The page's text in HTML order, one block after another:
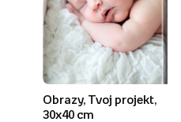
Obrazy, Tvoj projekt,
30x40 cm